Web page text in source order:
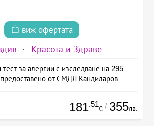
виж офертата
Красота и Здраве
за алергии с изследване на 295
от СМДЛ Кандиларов
181.51
€ / 355лв.